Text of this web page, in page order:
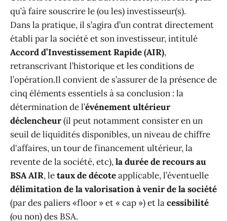
qu’à faire souscrire le (ou les) investisseur(s).
Dans la pratique, il s’agira d’un contrat directement
établi par la société et son investisseur, intitulé
Accord d’Investissement Rapide (AIR),
retranscrivant l’historique et les conditions de
l’opération.Il convient de s’assurer de la présence de
cinq éléments essentiels à sa conclusion : la
détermination de l’événement ultérieur
déclencheur(il peut notamment consister en un
seuil de liquidités disponibles, un niveau de chiffre
d'affaires, un tour de financement ultérieur, la
revente de la société, etc),la durée de recours au
BSA AIR, letaux de décoteapplicable, l’éventuelle
délimitation de la valorisation à venir de la société
(par des paliers «floor » et « cap ») et lacessibilité
(ou non) des BSA.